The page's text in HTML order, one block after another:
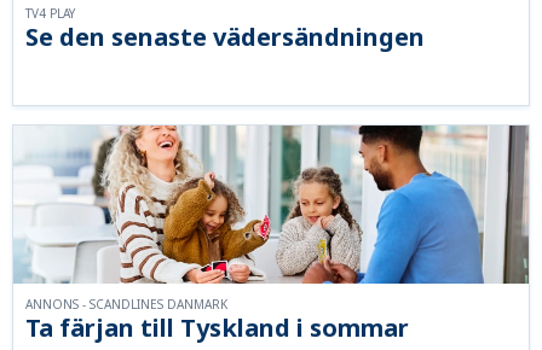
Se den senaste vädersändningen
TV4 PLAY
Ta färjan till Tyskland i sommar
ANNONS - SCANDLINES DANMARK